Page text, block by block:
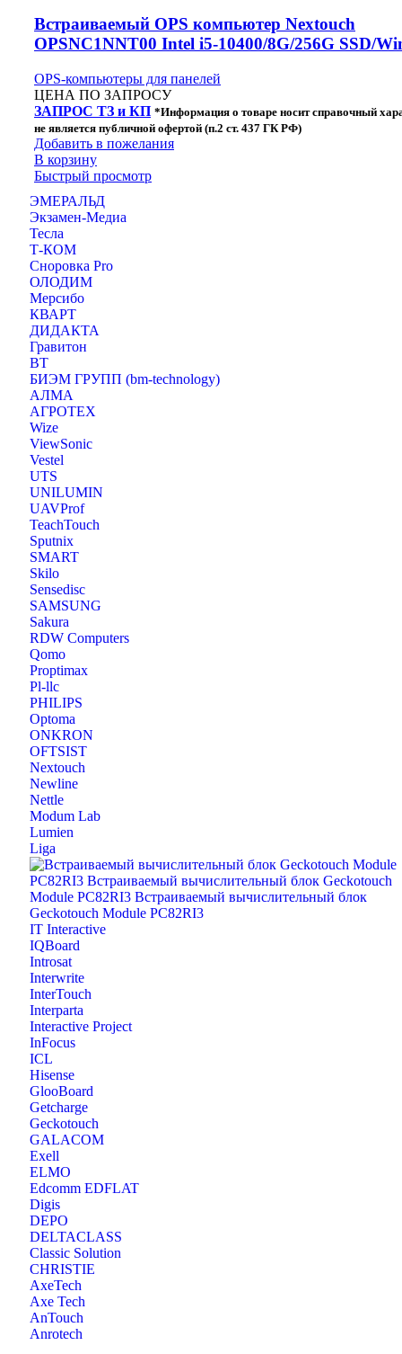
Встраиваемый OPS компьютер Nextouch
OPSNC1NNT00 Intel i5-10400/8G/256G SSD/
OPS-компьютеры для панелей
ЦЕНА ПО ЗАПРОСУ
ЗАПРОС ТЗ и КП *Информация о товаре носит справочный
не является публичной офертой (п.2 ст. 437 ГК РФ)
Добавить в пожелания
В корзину
Быстрый просмотр
ЭМЕРАЛЬД
Экзамен-Медиа
Тесла
Т-КОМ
Сноровка Pro
ОЛОДИМ
Мерсибо
КВАРТ
ДИДАКТА
Гравитон
ВТ
БИЭМ ГРУПП (bm-technology)
АЛМА
АГРОТЕХ
Wize
ViewSonic
Vestel
UTS
UNILUMIN
UAVProf
TeachTouch
Sputnix
SMART
Skilo
Sensedisc
SAMSUNG
Sakura
RDW Computers
Qomo
Proptimax
Pl-llc
PHILIPS
Optoma
ONKRON
OFTSIST
Nextouch
Newline
Nettle
Modum Lab
Lumien
Liga
IT Interactive
IQBoard
Introsat
Interwrite
InterTouch
Interparta
Interactive Project
InFocus
ICL
Hisense
GlooBoard
Getcharge
Geckotouch
GALACOM
Exell
ELMO
Edcomm EDFLAT
Digis
DEPO
DELTACLASS
Classic Solution
CHRISTIE
AxeTech
Axe Tech
AnTouch
Anrotech